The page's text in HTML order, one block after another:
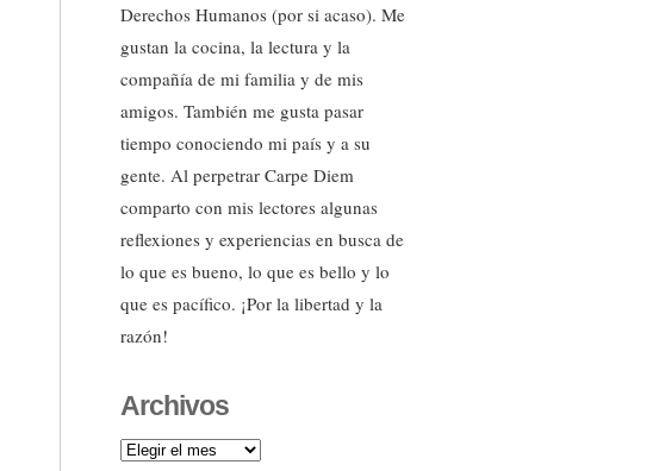
Derechos Humanos (por si acaso). Me
gustan la cocina, la lectura y la
compañía de mi familia y de mis
amigos. También me gusta pasar
tiempo conociendo mi país y a su
gente. Al perpetrar Carpe Diem
comparto con mis lectores algunas
reflexiones y experiencias en busca de
lo que es bueno, lo que es bello y lo
que es pacífico. ¡Por la libertad y la
razón!
Archivos
Archivos